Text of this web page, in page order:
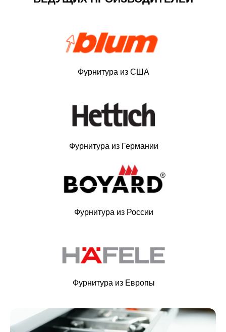
Фурнитура из США
Фурнитура из Германии
Фурнитура из России
Фурнитура из Европы